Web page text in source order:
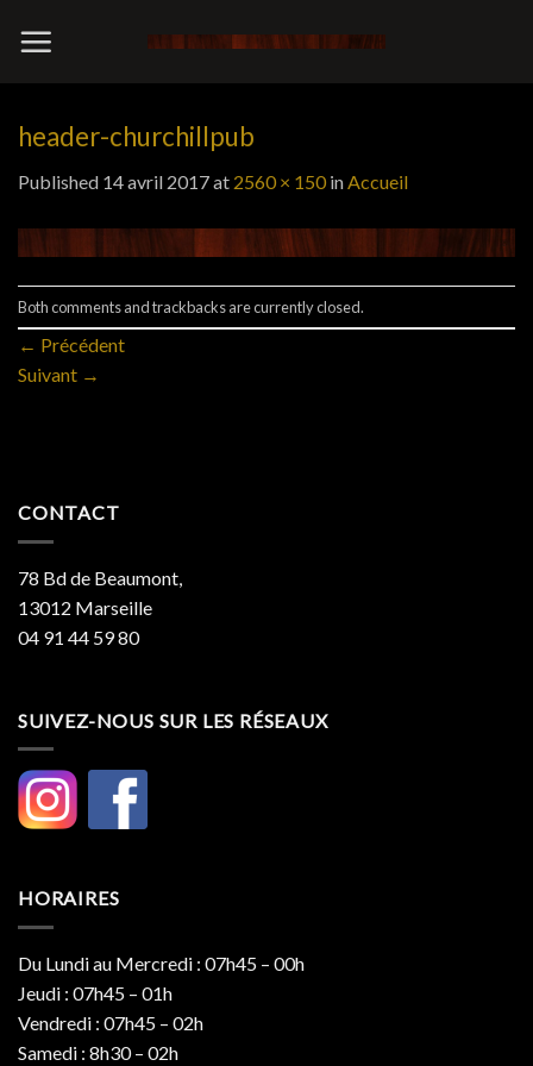
header-churchillpub
Published 14 avril 2017at 2560 × 150 inAccueil
Both comments and trackbacks are currently closed.
← Précédent
Suivant →
CONTACT
78 Bd de Beaumont,
13012 Marseille
04 91 44 59 80
SUIVEZ-NOUS SUR LES RÉSEAUX
HORAIRES
Du Lundi au Mercredi : 07h45 – 00h
Jeudi : 07h45 – 01h
Vendredi : 07h45 – 02h
Samedi : 8h30 – 02h